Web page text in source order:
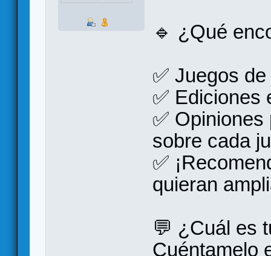
🔹 ¿Qué
✅ Juegos
✅ Ediciones
✅
sobre cada
✅
quieran
💬 ¿Cuál es
Cuéntamelo